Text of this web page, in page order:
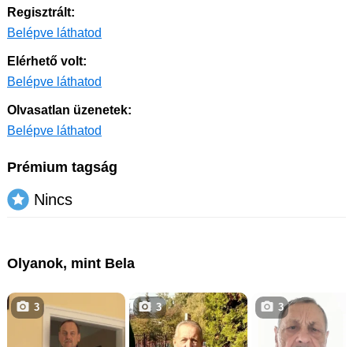
Regisztrált:
Belépve láthatod
Elérhető volt:
Belépve láthatod
Olvasatlan üzenetek:
Belépve láthatod
Prémium tagság
Nincs
Olyanok, mint Bela
3 3 3